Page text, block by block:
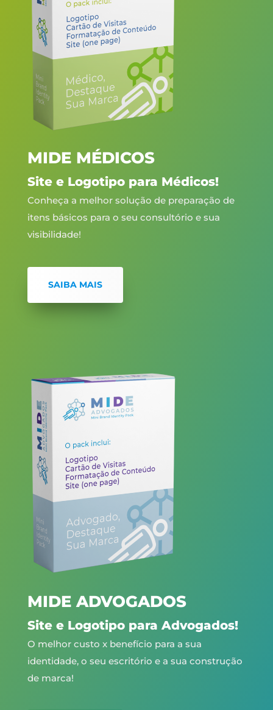
MIDE MÉDICOS
Site e Logotipo para Médicos!
Conheça a melhor solução de preparação de
itens básicos para o seu consultório e sua
visibilidade!
SAIBA MAIS
MIDE ADVOGADOS
Site e Logotipo para Advogados!
O melhor custo x benefício para a sua
identidade, o seu escritório e a sua construção
de marca!